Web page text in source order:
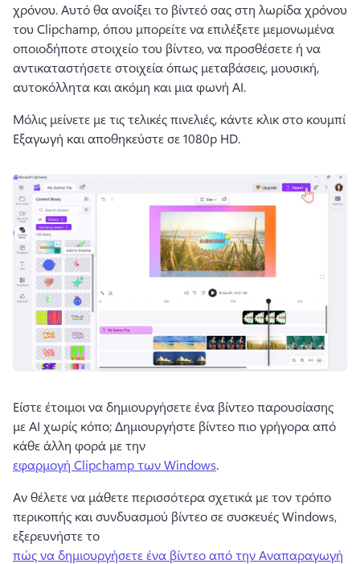
χρόνου. Αυτό θα ανοίξει το βίντεό σας στη λωρίδα χρόνου
του Clipchamp, όπου μπορείτε να επιλέξετε μεμονωμένα
οποιοδήποτε στοιχείο του βίντεο, να προσθέσετε ή να
αντικαταστήσετε στοιχεία όπως μεταβάσεις, μουσική,
αυτοκόλλητα και ακόμη και μια φωνή AI.
Μόλις μείνετε με τις τελικές πινελιές, κάντε κλικ στο κουμπί
Εξαγωγή και αποθηκεύστε σε 1080p HD.
Είστε έτοιμοι να δημιουργήσετε ένα βίντεο παρουσίασης
με AI χωρίς κόπο; Δημιουργήστε βίντεο πιο γρήγορα από
κάθε άλλη φορά με την
εφαρμογή Clipchamp των Windows.
Αν θέλετε να μάθετε περισσότερα σχετικά με τον τρόπο
περικοπής και συνδυασμού βίντεο σε συσκευές Windows,
εξερευνήστε το
πώς να δημιουργήσετε ένα βίντεο από την Αναπαραγωγή